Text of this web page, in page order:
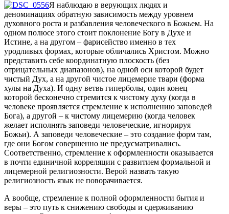
Я наблюдаю в верующих людях и
деноминациях обратную зависимость между уровнем
духовного роста и разбавления человеческого в Божьем. На
одном полюсе этого стоит поклонение Богу в Духе и
Истине, а на другом – фарисейство именно в тех
уродливых формах, которые обличались Христом. Можно
представить себе координатную плоскость (без
отрицательных диапазонов), на одной оси которой будет
чистый Дух, а на другой чистое лицемерие твари (форма
хулы на Духа). И одну ветвь гиперболы, один конец
которой бесконечно стремится к чистому духу (когда в
человеке проявляется стремление к исполнению заповедей
Бога), а другой – к чистому лицемерию (когда человек
желает исполнять заповеди человеческие, игнорируя
Божьи). А заповеди человеческие – это создание форм там,
где они Богом совершенно не предусматривались.
Соответственно, стремление к оформленности оказывается
в почти единичной корреляции с развитием формальной и
лицемерной религиозности. Верой назвать такую
религиозность язык не поворачивается.
А вообще, стремление к полной оформленности бытия и
веры – это путь к снижению свободы и сдерживанию